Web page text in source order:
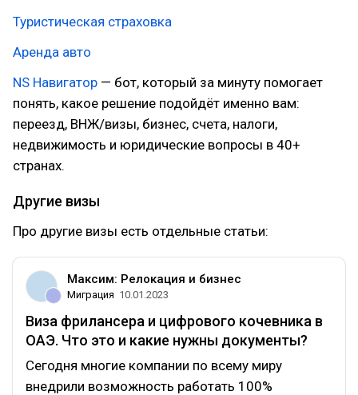
Туристическая страховка
Аренда авто
NS Навигатор — бот, который за минуту помогает
понять, какое решение подойдёт именно вам:
переезд, ВНЖ/визы, бизнес, счета, налоги,
недвижимость и юридические вопросы в 40+
странах.
Другие визы
Про другие визы есть отдельные статьи:
Максим: Релокация и бизнес
Миграция 10.01.2023
Виза фрилансера и цифрового кочевника в
ОАЭ. Что это и какие нужны документы?
Сегодня многие компании по всему миру
внедрили возможность работать 100%